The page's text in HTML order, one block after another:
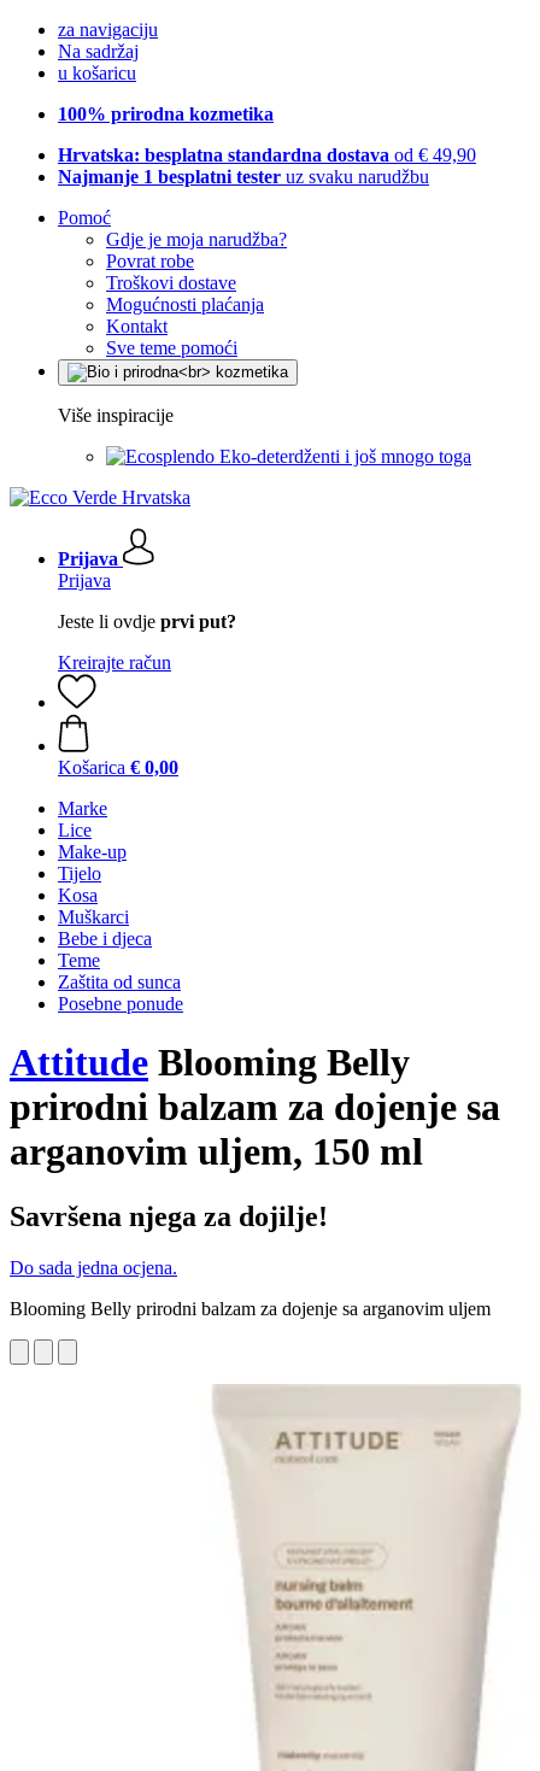
za navigaciju
Na sadržaj
u košaricu
100% prirodna kozmetika
Hrvatska: besplatna standardna dostava od € 49,90
Najmanje 1 besplatni tester uz svaku narudžbu
Pomoć
Gdje je moja narudžba?
Povrat robe
Troškovi dostave
Mogućnosti plaćanja
Kontakt
Sve teme pomoći
Više inspiracije
Eko-deterdženti i još mnogo toga
Prijava
Prijava
Jeste li ovdje prvi put?
Kreirajte račun
Košarica € 0,00
Marke
Lice
Make-up
Tijelo
Kosa
Muškarci
Bebe i djeca
Teme
Zaštita od sunca
Posebne ponude
Attitude Blooming Belly
prirodni balzam za dojenje sa
arganovim uljem, 150 ml
Savršena njega za dojilje!
Do sada jedna ocjena.
Blooming Belly prirodni balzam za dojenje sa arganovim uljem